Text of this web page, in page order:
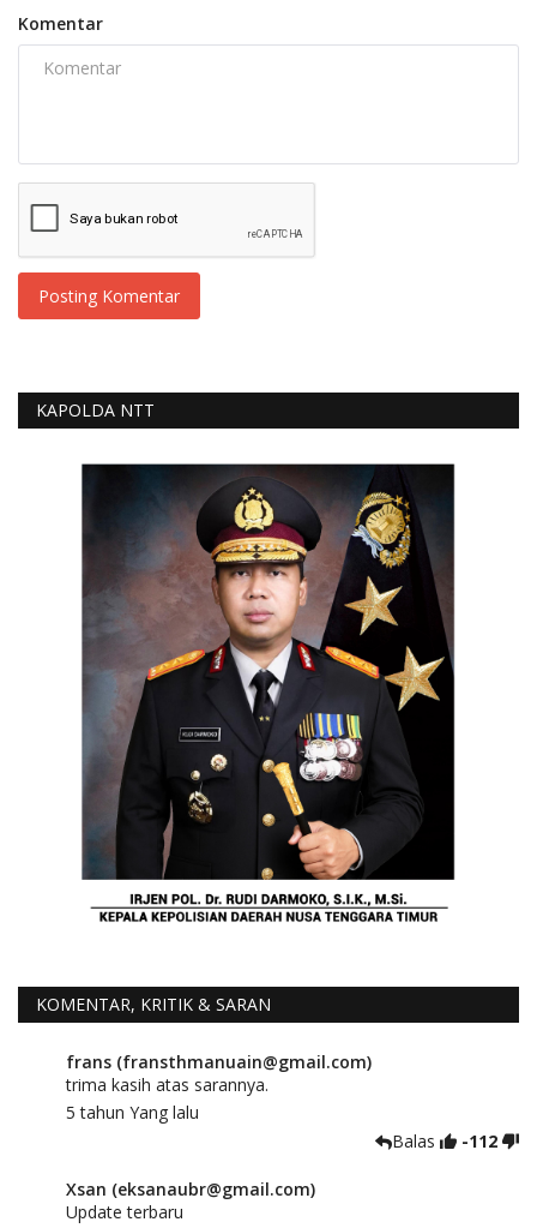
Komentar
Posting Komentar
KAPOLDA NTT
KOMENTAR, KRITIK & SARAN
frans (fransthmanuain@gmail.com)
trima kasih atas sarannya.
5 tahun Yang lalu
Balas
-112
Xsan (eksanaubr@gmail.com)
Update terbaru